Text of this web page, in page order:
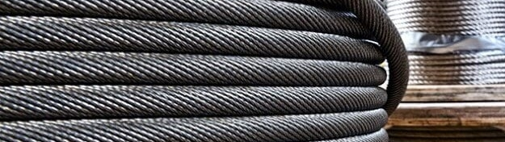
HW A halka 1-2 bacak
HW Halka grubu 3-4 bacak
HW SA25 geniş halka
HW SA16 geniş halka
HW A1 halka 1 bacak
HW A2 halka 2 bacak
HW A3 halka 3 bacak